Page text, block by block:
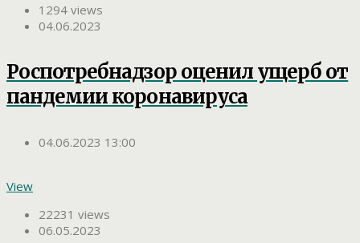
1294 views
04.06.2023
Роспотребнадзор оценил ущерб от
пандемии коронавируса
04.06.2023 13:00
View
22231 views
06.05.2023